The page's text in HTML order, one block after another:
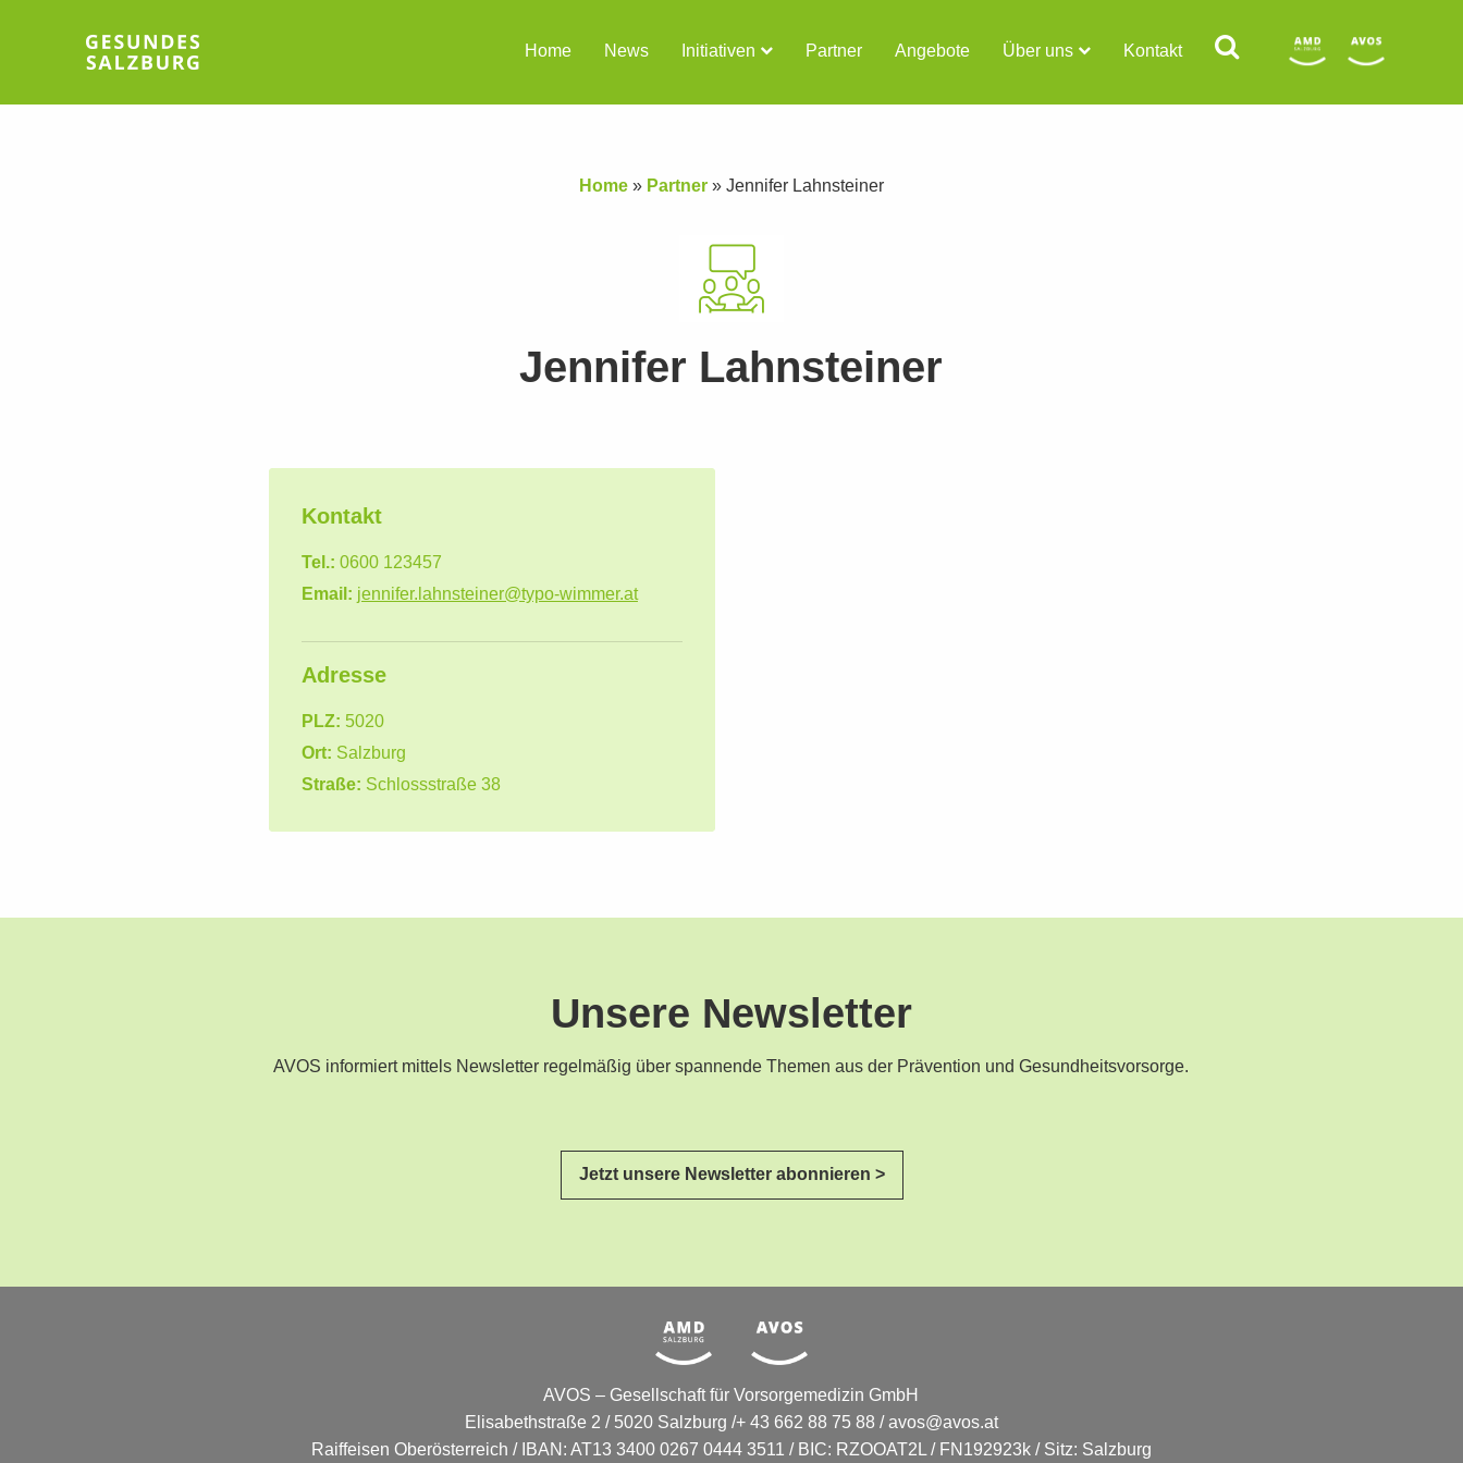
Home News Initiativen Partner Angebote Über uns Kontakt
Home » Partner » Jennifer Lahnsteiner
Jennifer Lahnsteiner
Kontakt
Tel.: 0600 123457
Email: jennifer.lahnsteiner@typo-wimmer.at
Adresse
PLZ: 5020
Ort: Salzburg
Straße: Schlossstraße 38
Unsere Newsletter
AVOS informiert mittels Newsletter regelmäßig über spannende Themen aus der Prävention und Gesundheitsvorsorge.
Jetzt unsere Newsletter abonnieren >
AVOS – Gesellschaft für Vorsorgemedizin GmbH
Elisabethstraße 2 / 5020 Salzburg /+ 43 662 88 75 88 / avos@avos.at
Raiffeisen Oberösterreich / IBAN: AT13 3400 0267 0444 3511 / BIC: RZOOAT2L / FN192923k / Sitz: Salzburg